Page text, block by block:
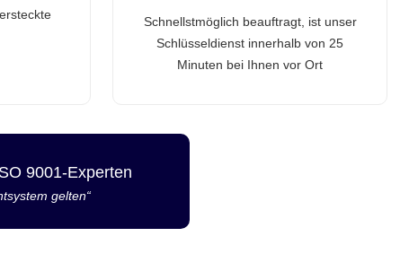
Schnellstmöglich beauftragt, ist unser
Schlüsseldienst innerhalb von 25
Minuten bei Ihnen vor Ort
9001-Experten
gelten“